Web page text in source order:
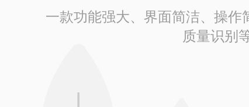
一款功能强大、界面简洁、操作
质量识别